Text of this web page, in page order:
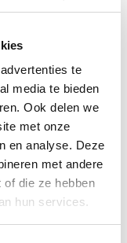
te
media te bieden
Ook delen we
met onze
en analyse. Deze
met andere
die ze hebben
hun services.
breidt